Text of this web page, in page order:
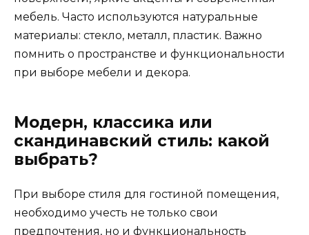
мебель. Часто используются натуральные
материалы: стекло, металл, пластик. Важно
помнить о пространстве и функциональности
при выборе мебели и декора.
Модерн, классика или
скандинавский стиль: какой
выбрать?
При выборе стиля для гостиной помещения,
необходимо учесть не только свои
предпочтения, но и функциональность